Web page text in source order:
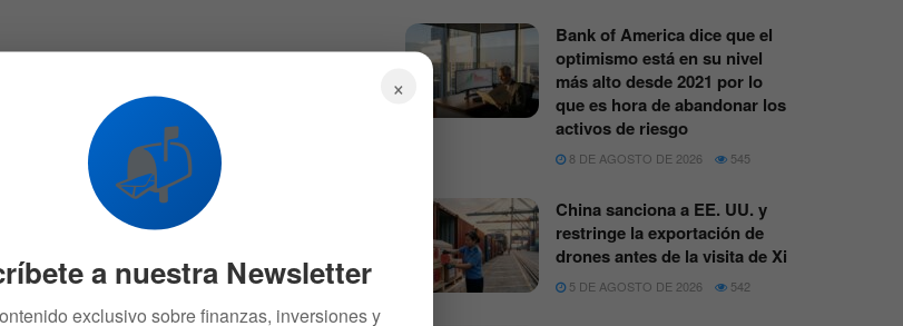
Bank of America dice que el
optimismo está en su nivel
más alto desde 2021 por lo
que es hora de abandonar los
activos de riesgo
8 DE AGOSTO DE 2026 545
China sanciona a EE. UU. y
restringe la exportación de
drones antes de la visita de Xi
5 DE AGOSTO DE 2026 542
×
📬
a nuestra Newsletter
exclusivo sobre finanzas, inversiones y